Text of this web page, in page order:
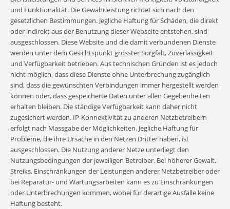
und Funktionalität. Die Gewährleistung richtet sich nach den
gesetzlichen Bestimmungen. Jegliche Haftung für Schäden, die direkt
oder indirekt aus der Benutzung dieser Webseite entstehen, sind
ausgeschlossen. Diese Website und die damit verbundenen Dienste
werden unter dem Gesichtspunkt grösster Sorgfalt, Zuverlässigkeit
und Verfügbarkeit betrieben. Aus technischen Gründen ist es jedoch
nicht möglich, dass diese Dienste ohne Unterbrechung zugänglich
sind, dass die gewünschten Verbindungen immer hergestellt werden
können oder, dass gespeicherte Daten unter allen Gegebenheiten
erhalten bleiben. Die ständige Verfügbarkeit kann daher nicht
zugesichert werden. IP-Konnektivität zu anderen Netzbetreibern
erfolgt nach Massgabe der Möglichkeiten. Jegliche Haftung für
Probleme, die ihre Ursache in den Netzen Dritter haben, ist
ausgeschlossen. Die Nutzung anderer Netze unterliegt den
Nutzungsbedingungen der jeweiligen Betreiber. Bei höherer Gewalt,
Streiks, Einschränkungen der Leistungen anderer Netzbetreiber oder
bei Reparatur- und Wartungsarbeiten kann es zu Einschränkungen
oder Unterbrechungen kommen, wobei für derartige Ausfälle keine
Haftung besteht.